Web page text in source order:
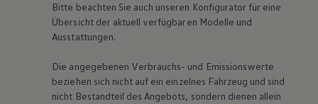
Bitte beachten Sie auch unseren Konfigurator für eine
Übersicht der aktuell verfügbaren Modelle und
Ausstattungen.
Die angegebenen Verbrauchs- und Emissionswerte
beziehen sich nicht auf ein einzelnes Fahrzeug und sind
nicht Bestandteil des Angebots, sondern dienen allein